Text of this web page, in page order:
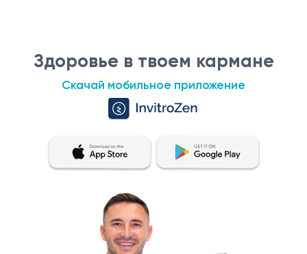
Здоровье в твоем кармане
Скачай мобильное приложение